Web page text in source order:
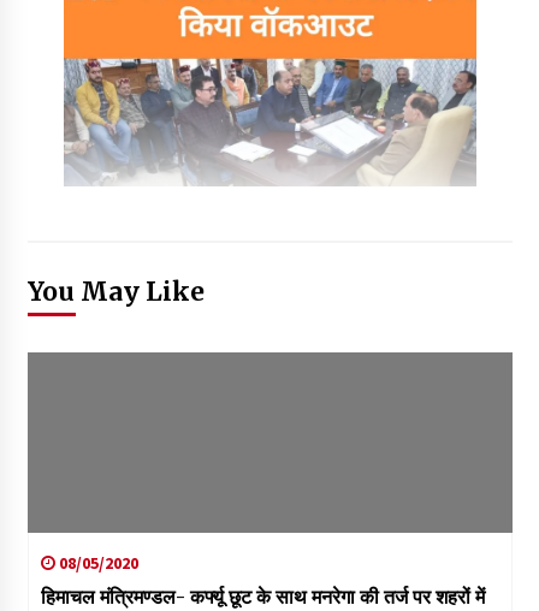
You May Like
08/05/2020
हिमाचल मंत्रिमण्डल- कर्फ्यू छूट के साथ मनरेगा की तर्ज पर शहरों में